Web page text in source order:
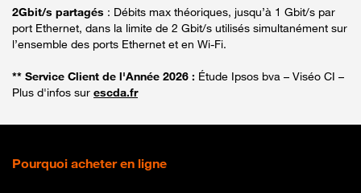
2Gbit/s partagés : Débits max théoriques, jusqu’à 1 Gbit/s par
port Ethernet, dans la limite de 2 Gbit/s utilisés simultanément sur
l’ensemble des ports Ethernet et en Wi-Fi.
** Service Client de l'Année 2026 : Étude Ipsos bva – Viséo CI –
Plus d'infos sur escda.fr
Pourquoi acheter en ligne